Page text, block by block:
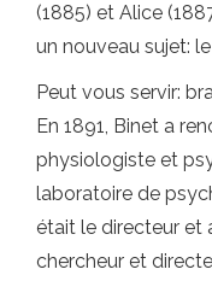
(1885) et Alice
un nouveau sujet:
Peut vous servir:
En 1891, Binet a
physiologiste et
laboratoire de
était le directeur et
chercheur et